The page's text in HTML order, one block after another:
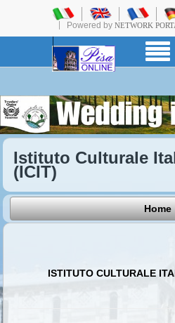
Powered by NETWORK
Istituto Culturale
(ICIT)
Home
ISTITUTO CULTURALE